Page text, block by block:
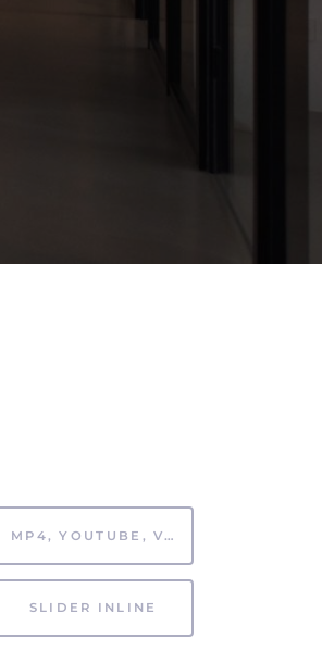
MP4, YOUTUBE, VIMEO
SLIDER INLINE